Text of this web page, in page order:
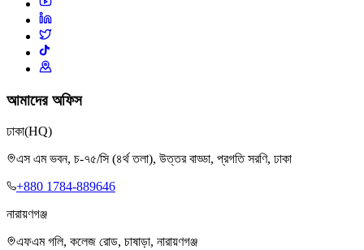
আমাদের অফিস
ঢাকা(HQ)
এস এম ভবন, চ-৭৫/সি (৪র্থ তলা), উত্তর বাড্ডা, প্রগতি সরণি, ঢাকা
+880 1784-889646
নারায়ণগঞ্জ
এফএম গলি, কলেজ রোড, চাষাড়া, নারায়ণগঞ্জ